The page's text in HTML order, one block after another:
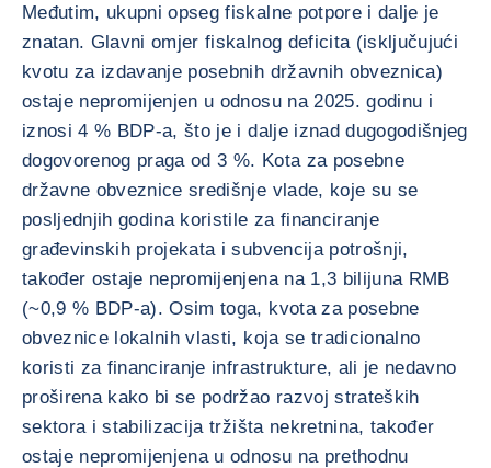
Međutim, ukupni opseg fiskalne potpore i dalje je
znatan. Glavni omjer fiskalnog deficita (isključujući
kvotu za izdavanje posebnih državnih obveznica)
ostaje nepromijenjen u odnosu na 2025. godinu i
iznosi 4 % BDP-a, što je i dalje iznad dugogodišnjeg
dogovorenog praga od 3 %. Kota za posebne
državne obveznice središnje vlade, koje su se
posljednjih godina koristile za financiranje
građevinskih projekata i subvencija potrošnji,
također ostaje nepromijenjena na 1,3 bilijuna RMB
(~0,9 % BDP-a). Osim toga, kvota za posebne
obveznice lokalnih vlasti, koja se tradicionalno
koristi za financiranje infrastrukture, ali je nedavno
proširena kako bi se podržao razvoj strateških
sektora i stabilizacija tržišta nekretnina, također
ostaje nepromijenjena u odnosu na prethodnu